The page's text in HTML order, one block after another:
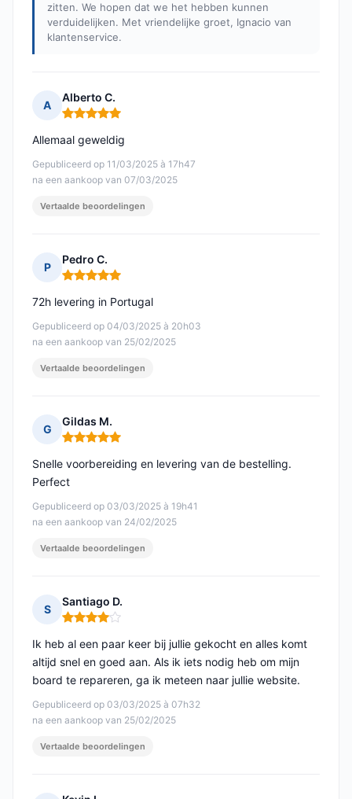
zitten. We hopen dat we het hebben kunnen
verduidelijken. Met vriendelijke groet, Ignacio van
klantenservice.
A
Alberto C.
Opmerking: 5 van 5
Gepubliceerd op 11/03/2025 à 17h47
na een aankoop van 07/03/2025
Allemaal geweldig
Vertaalde beoordelingen
P
Pedro C.
Opmerking: 5 van 5
Gepubliceerd op 04/03/2025 à 20h03
na een aankoop van 25/02/2025
72h levering in Portugal
Vertaalde beoordelingen
G
Gildas M.
Opmerking: 5 van 5
Gepubliceerd op 03/03/2025 à 19h41
na een aankoop van 24/02/2025
Snelle voorbereiding en levering van de bestelling.
Perfect
Vertaalde beoordelingen
S
Santiago D.
Opmerking: 4 van 5
Gepubliceerd op 03/03/2025 à 07h32
na een aankoop van 25/02/2025
Ik heb al een paar keer bij jullie gekocht en alles komt
altijd snel en goed aan. Als ik iets nodig heb om mijn
board te repareren, ga ik meteen naar jullie website.
Vertaalde beoordelingen